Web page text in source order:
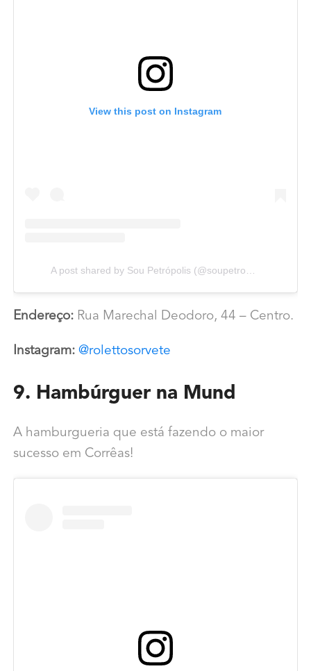
View this post on Instagram
Endereço: Rua Marechal Deodoro, 44 – Centro.
Instagram: @rolettosorvete
9. Hambúrguer na Mund
A hamburgueria que está fazendo o maior
sucesso em Corrêas!